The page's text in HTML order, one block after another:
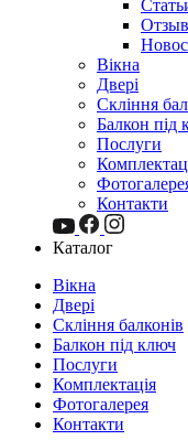
Вікна
Двері
Скління
Балкон під
Послуги
Контакти
Каталог
Вікна
Двері
Скління балконів
Балкон під ключ
Послуги
Комплектація
Фотогалерея
Контакти